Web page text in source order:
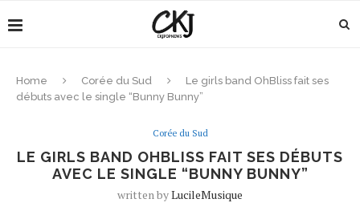
Home Corée du Sud
Le girls band OhBliss fait ses
débuts avec le single “Bunny Bunny”
Corée du Sud
LE GIRLS BAND OHBLISS FAIT SES DÉBUTS
AVEC LE SINGLE “BUNNY BUNNY”
written byLucileMusique